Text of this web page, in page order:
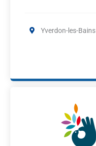
Yverdon-les-Bains